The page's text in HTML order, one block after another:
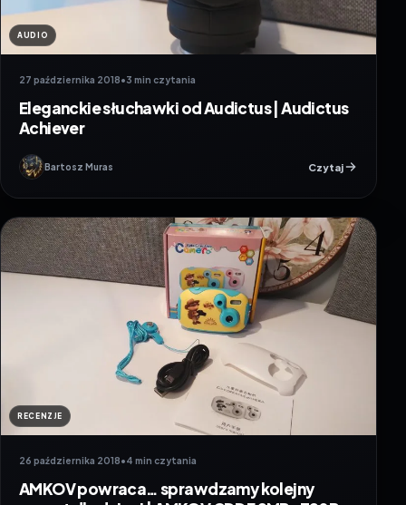
AUDIO
27 października 2018•3 min czytania
Eleganckie słuchawki od Audictus | Audictus
Achiever
Bartosz Muras Czytaj
RECENZJE
26 października 2018•4 min czytania
AMKOV powraca… sprawdzamy kolejny